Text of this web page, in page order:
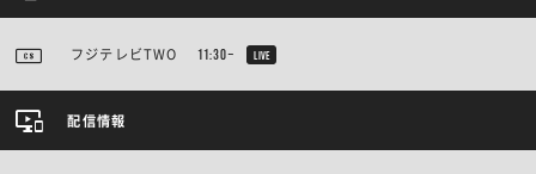
フジテレビTWO 11:30~ LIVE
配信情報